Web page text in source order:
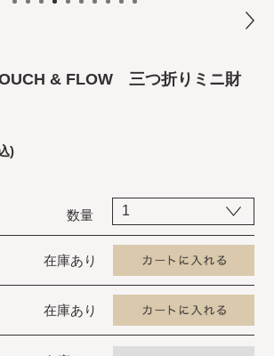
& FLOW 三つ折りミニ財
)
数量
在庫あり
在庫あり